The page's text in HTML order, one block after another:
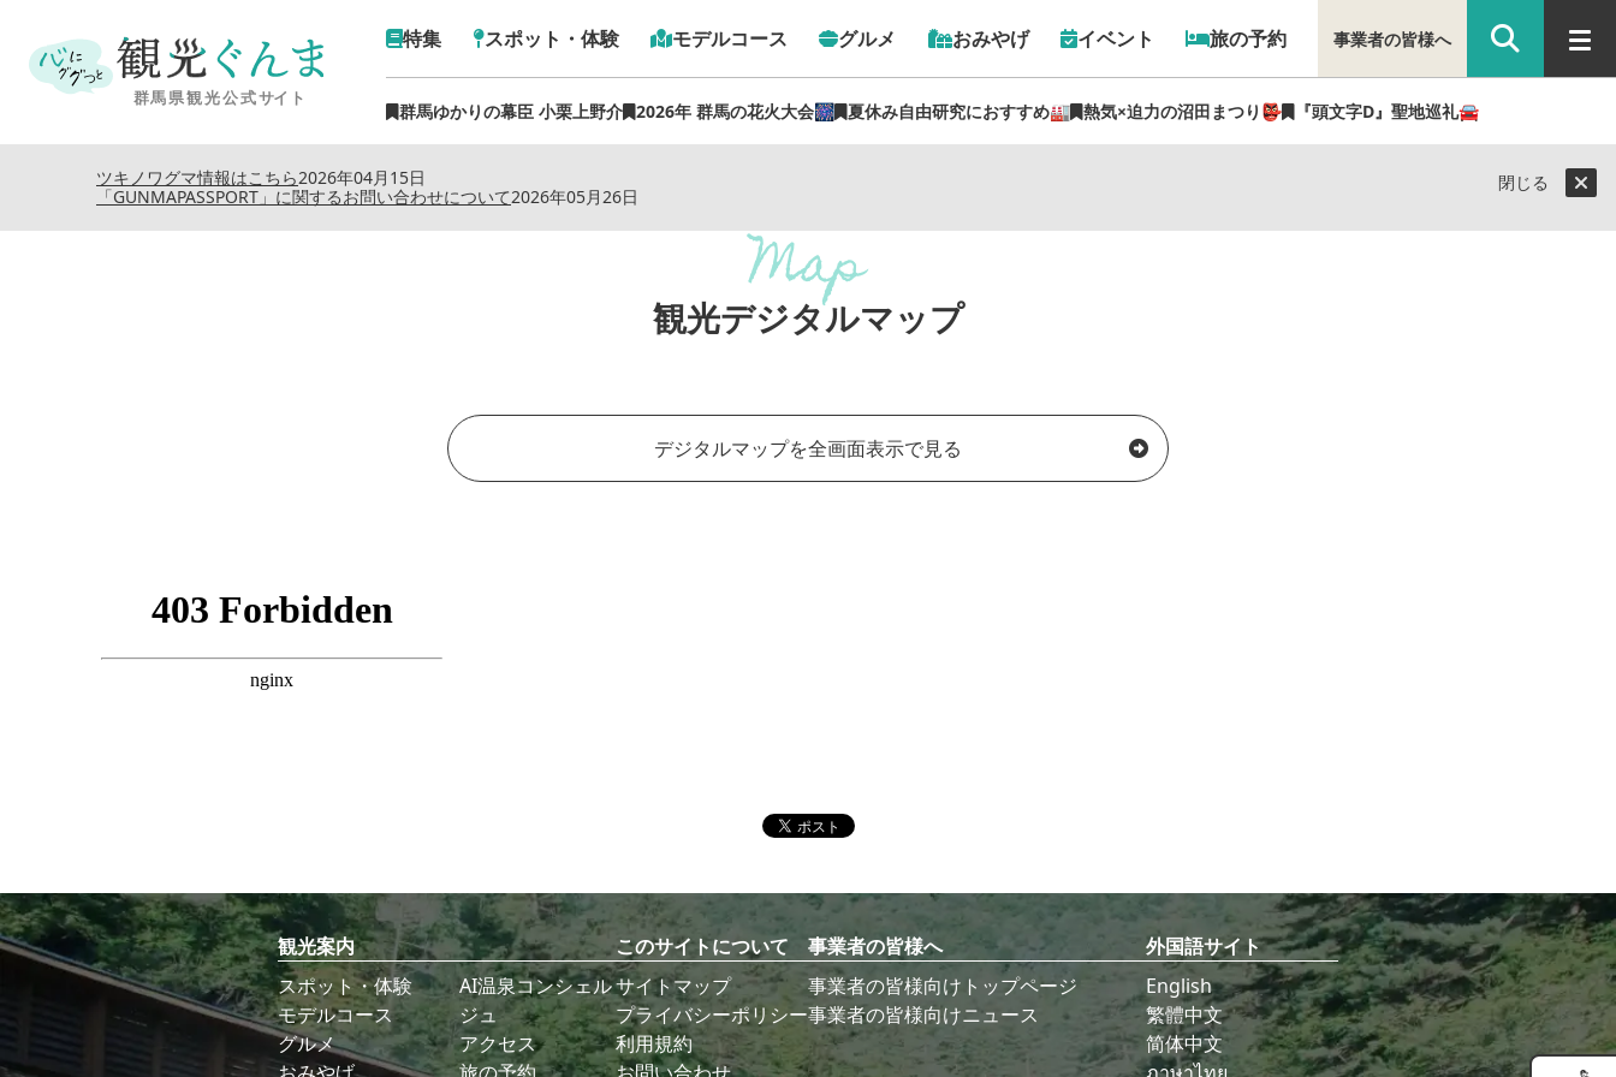
特集 スポット・体験 モデルコース グルメ おみやげ イベント 旅の予約
群馬ゆかりの幕臣 小栗上野介 2026年 群馬の花火大会🎆 夏休み自由研究におすすめ🏭 熱気×迫力の沼田まつり👺 『頭文字D』聖地巡礼🚘
事業者の皆様へ
2026年04月15日
ツキノワグマ情報はこちら
2026年05月26日
「GUNMAPASSPORT」に関するお問い合わせについて
閉じる
観光デジタルマップ
デジタルマップを全画面表示で見る
観光案内
スポット・体験
モデルコース
グルメ
AI温泉コンシェル
ジュ
アクセス
このサイトについて
サイトマップ
プライバシーポリシー
利用規約
事業者の皆様へ
事業者の皆様向けトップページ
事業者の皆様向けニュース
外国語サイト
English
繁體中文
简体中文